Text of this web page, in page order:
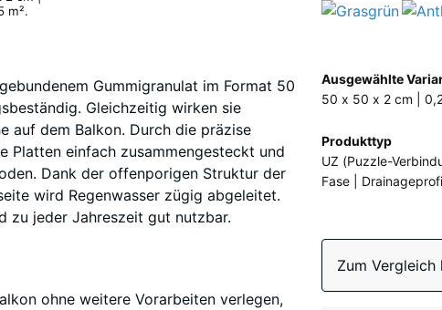
Gummigranulat im Format 50
Gleichzeitig wirken sie
auf dem Balkon. Durch die präzise
Platten einfach zusammengesteckt und
Dank der offenporigen Struktur der
wird Regenwasser zügig abgeleitet.
zu jeder Jahreszeit gut nutzbar.
ohne weitere Vorarbeiten verlegen,
Informationen
zu
Farben?
Farbpalette
Ausgewählte
50 x 50 x 2 cm |
Produkttyp
UZ (Puzzle-
Fase |
Zum Vergleich